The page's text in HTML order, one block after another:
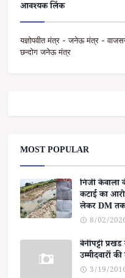
आवश्यक लिंक
यज्ञोपवीत मंत्र - जनेऊ मंत्र -
छन्दोग जनेऊ मंत्र
MOST POPULAR
निजी केवाला
कटाई का
लेकर DM तक
8/02/
बेनीपट्टी
उम्मीदवारों
3/19/